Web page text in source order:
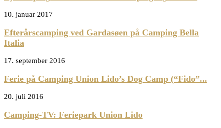
10. januar 2017
Efterårscamping ved Gardasøen på Camping Bella
Italia
17. september 2016
Ferie på Camping Union Lido’s Dog Camp (“Fido”...
20. juli 2016
Camping-TV: Feriepark Union Lido